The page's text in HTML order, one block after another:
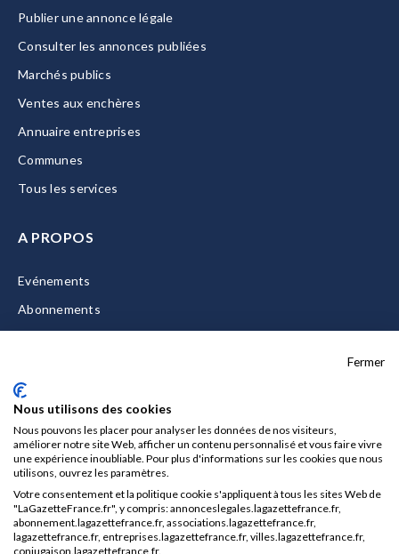
Publier une annonce légale
Consulter les annonces publiées
Marchés publics
Ventes aux enchères
Annuaire entreprises
Communes
Tous les services
A PROPOS
Evénements
Abonnements
Nous contacter
Mentions légales
CGU/CGV
Données personnelles
Fermer
Nous utilisons des cookies
Nous pouvons les placer pour analyser les données de nos visiteurs,
améliorer notre site Web, afficher un contenu personnalisé et vous faire vivre
une expérience inoubliable. Pour plus d'informations sur les cookies que nous
utilisons, ouvrez les paramètres.
Votre consentement et la politique cookie s'appliquent à tous les sites Web de
"LaGazetteFrance.fr", y compris: annonceslegales.lagazettefrance.fr,
abonnement.lagazettefrance.fr, associations.lagazettefrance.fr,
lagazettefrance.fr, entreprises.lagazettefrance.fr, villes.lagazettefrance.fr,
conjugaison.lagazettefrance.fr.